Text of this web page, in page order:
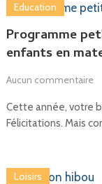
Programme
enfants en
Education
Aucun commentaire
Cette année, votre
Félicitations. Mais
Loisirs